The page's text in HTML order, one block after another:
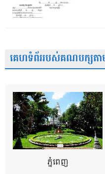
គេហទំព័ររបស់គណបក្សតាម
ភ្នំពេញ